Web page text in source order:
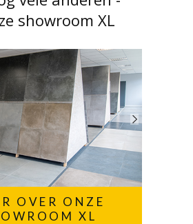
showroom XL
OVER ONZE
XL